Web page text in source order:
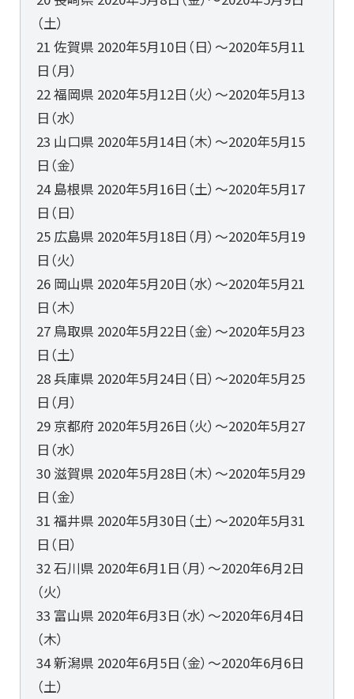
（土）
21 佐賀県 2020年5月10日（日）～2020年5月11
日（月）
22 福岡県 2020年5月12日（火）～2020年5月13
日（水）
23 山口県 2020年5月14日（木）～2020年5月15
日（金）
24 島根県 2020年5月16日（土）～2020年5月17
日（日）
25 広島県 2020年5月18日（月）～2020年5月19
日（火）
26 岡山県 2020年5月20日（水）～2020年5月21
日（木）
27 鳥取県 2020年5月22日（金）～2020年5月23
日（土）
28 兵庫県 2020年5月24日（日）～2020年5月25
日（月）
29 京都府 2020年5月26日（火）～2020年5月27
日（水）
30 滋賀県 2020年5月28日（木）～2020年5月29
日（金）
31 福井県 2020年5月30日（土）～2020年5月31
日（日）
32 石川県 2020年6月1日（月）～2020年6月2日
（火）
33 富山県 2020年6月3日（水）～2020年6月4日
（木）
34 新潟県 2020年6月5日（金）～2020年6月6日
（土）